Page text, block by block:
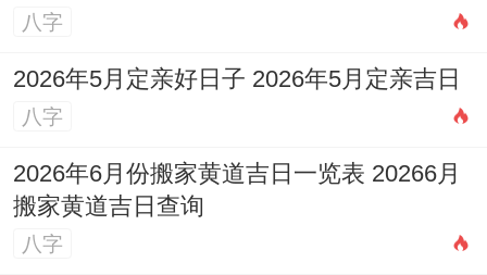
八字
2026年5月定亲好日子 2026年5月定亲吉日
八字
2026年6月份搬家黄道吉日一览表 20266月
搬家黄道吉日查询
八字